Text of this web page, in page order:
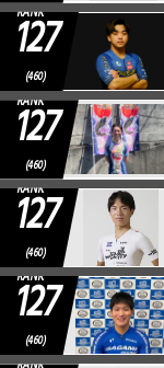
RANK
127
(460)
RANK
127
(460)
RANK
127
(460)
RANK
127
(460)